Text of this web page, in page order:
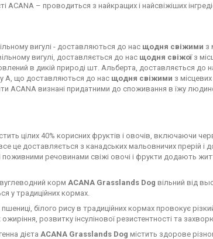
ACANA – проводиться з найкращих і найсвіжіших
вигулі - доставляються до нас щодня свіжими з
вигулі, доставляється до нас щодня свіжоїз
в дикій природі шт. Альберта, доставляється до
А, що доставляються до нас щодня свіжими з
ACANA визнані придатними до споживання в їжу
цілих 40% корисних фруктів і овочів, включаючи
це доставляється з канадських мальовничих прерій і
поживними речовинами свіжі овочі і фрукти додають
корм ACANA Grasslands Dog вільний від
у традиційних кормах.
білого рису в традиційних кормах провокує
розвитку інсулінової резистентності та
дієта ACANA Grasslands Dog містить здорове